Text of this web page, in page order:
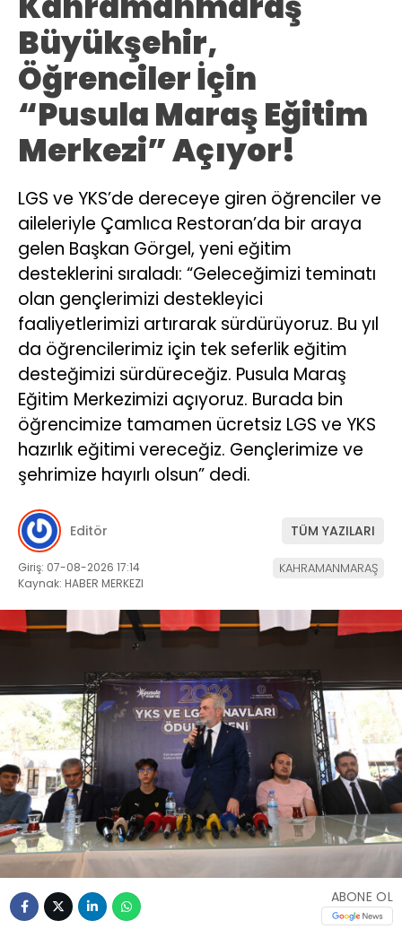
Büyükşehir,
Öğrenciler İçin
“Pusula Maraş Eğitim
Merkezi” Açıyor!
LGS ve YKS’de dereceye giren öğrenciler ve
aileleriyle Çamlıca Restoran’da bir araya
gelen Başkan Görgel, yeni eğitim
desteklerini sıraladı: “Geleceğimizi teminatı
olan gençlerimizi destekleyici
faaliyetlerimizi artırarak sürdürüyoruz. Bu yıl
da öğrencilerimiz için tek seferlik eğitim
desteğimizi sürdüreceğiz. Pusula Maraş
Eğitim Merkezimizi açıyoruz. Burada bin
öğrencimize tamamen ücretsiz LGS ve YKS
hazırlık eğitimi vereceğiz. Gençlerimize ve
şehrimize hayırlı olsun” dedi.
Editör TÜM YAZILARI
Giriş: 07-08-2026 17:14
Kaynak: HABER MERKEZI
KAHRAMANMARAŞ
ABONE OL